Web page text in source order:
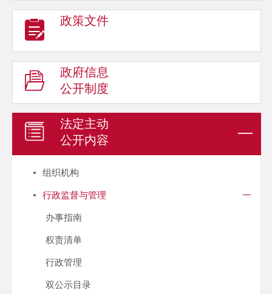
政策文件
政府信息
公开制度
法定主动
公开内容
组织机构
行政监督与管理
办事指南
权责清单
行政管理
双公示目录